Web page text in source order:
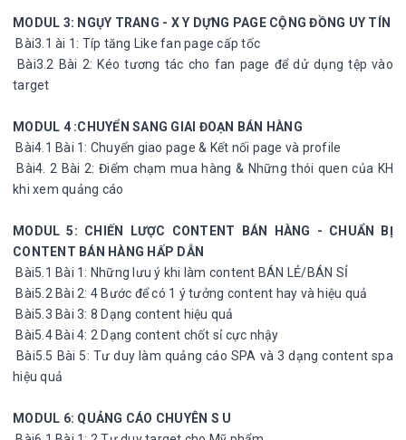
MODUL 3: NGỤY TRANG - X Y DỰNG PAGE CỘNG ĐỒNG UY TÍN
Bài3.1 ài 1: Típ tăng Like fan page cấp tốc
Bài3.2 Bài 2: Kéo tương tác cho fan page để dử dụng tệp vào
target
MODUL 4 :CHUYỂN SANG GIAI ĐOẠN BÁN HÀNG
Bài4.1 Bài 1: Chuyển giao page & Kết nối page và profile
Bài4. 2 Bài 2: Điểm chạm mua hàng & Những thói quen của KH
khi xem quảng cáo
MODUL 5: CHIẾN LƯỢC CONTENT BÁN HÀNG - CHUẨN BỊ
CONTENT BÁN HÀNG HẤP DẪN
Bài5.1 Bài 1: Những lưu ý khi làm content BÁN LẺ/BÁN SỈ
Bài5.2 Bài 2: 4 Bước để có 1 ý tưởng content hay và hiệu quả
Bài5.3 Bài 3: 8 Dạng content hiệu quả
Bài5.4 Bài 4: 2 Dạng content chốt sỉ cực nhậy
Bài5.5 Bài 5: Tư duy làm quảng cáo SPA và 3 dạng content spa
hiệu quả
MODUL 6: QUẢNG CÁO CHUYÊN S U